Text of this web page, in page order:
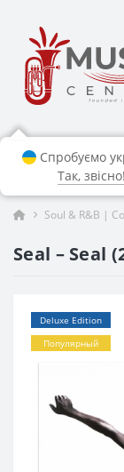
Soul & R&B |
Seal – Seal
Deluxe Edition
Популярный
Спробуємо
Так, звісно!